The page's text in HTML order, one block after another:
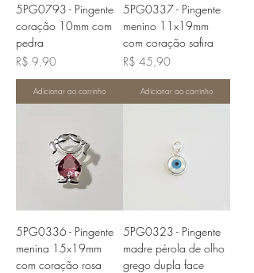
5PG0793 - Pingente
coração 10mm com
pedra
Preço
R$ 9,90
Adicionar ao carrinho
5PG0337 - Pingente
menino 11x19mm
com coração safira
Preço
R$ 45,90
Adicionar ao carrinho
5PG0336 - Pingente
menina 15x19mm
com coração rosa
5PG0323 - Pingente
madre pérola de olho
grego dupla face